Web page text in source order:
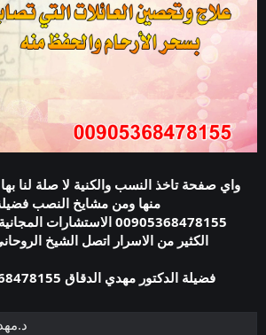
واي صفحة تاخذ النسب والكنية لا صلة لنا
منها ومن مشايخ النصب
00905368478155
الكثير من الاسرار اتصل الشيخ
فضيلة الدكتور مهدي الدقاق 00905368478155 جلب الحبيب